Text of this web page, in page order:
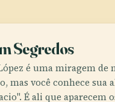
Segredos
é uma miragem
mas você conhece sua
É ali que aparecem